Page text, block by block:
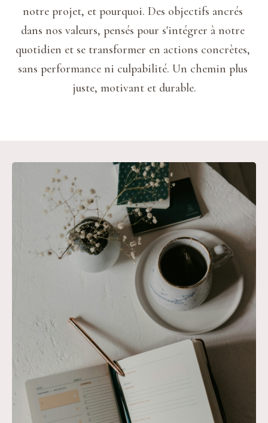
notre projet, et pourquoi. Des objectifs ancrés
dans nos valeurs, pensés pour s'intégrer à notre
quotidien et se transformer en actions concrètes,
sans performance ni culpabilité. Un chemin plus
juste, motivant et durable.